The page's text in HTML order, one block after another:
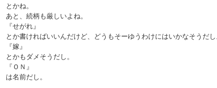
とかね。
あと、続柄も厳しいよね。
『せがれ』
とか書ければいいんだけど、どうもそーゆうわけにはいかなそうだ
『嫁』
とかもダメそうだし。
『ＯＮ』
は名前だし。